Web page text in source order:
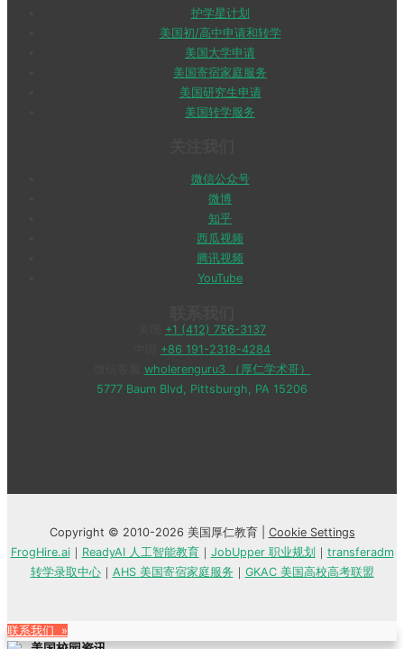
护学星计划
美国初/高中申请和转学
美国大学申请
美国寄宿家庭服务
美国研究生申请
美国转学服务
微信公众号
微博
知乎
西瓜视频
腾讯视频
YouTube
+1 (412) 756-3137
+86 191-2318-4284
wholerenguru3 （厚仁学术哥）
5777 Baum Blvd, Pittsburgh, PA 15206
Copyright © 2010-2026 美国厚仁教育 | Cookie Settings
FrogHire.ai｜ ReadyAI 人工智能教育｜ JobUpper 职业规划 ｜ transferadm
转学录取中心｜ AHS 美国寄宿家庭服务 ｜ GKAC 美国高校高考联盟
联系我们 »